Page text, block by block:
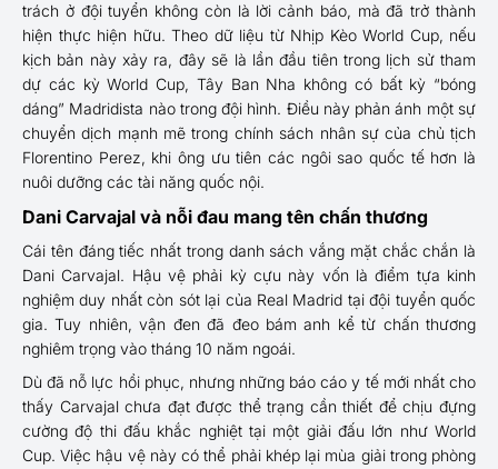
trách ở đội tuyển không còn là lời cảnh báo, mà đã trở thành
hiện thực hiện hữu. Theo dữ liệu từ Nhịp Kèo World Cup, nếu
kịch bản này xảy ra, đây sẽ là lần đầu tiên trong lịch sử tham
dự các kỳ World Cup, Tây Ban Nha không có bất kỳ “bóng
dáng” Madridista nào trong đội hình. Điều này phản ánh một sự
chuyển dịch mạnh mẽ trong chính sách nhân sự của chủ tịch
Florentino Perez, khi ông ưu tiên các ngôi sao quốc tế hơn là
nuôi dưỡng các tài năng quốc nội.
Dani Carvajal và nỗi đau mang tên chấn thương
Cái tên đáng tiếc nhất trong danh sách vắng mặt chắc chắn là
Dani Carvajal. Hậu vệ phải kỳ cựu này vốn là điểm tựa kinh
nghiệm duy nhất còn sót lại của Real Madrid tại đội tuyển quốc
gia. Tuy nhiên, vận đen đã đeo bám anh kể từ chấn thương
nghiêm trọng vào tháng 10 năm ngoái.
Dù đã nỗ lực hồi phục, nhưng những báo cáo y tế mới nhất cho
thấy Carvajal chưa đạt được thể trạng cần thiết để chịu đựng
cường độ thi đấu khắc nghiệt tại một giải đấu lớn như World
Cup. Việc hậu vệ này có thể phải khép lại mùa giải trong phòng